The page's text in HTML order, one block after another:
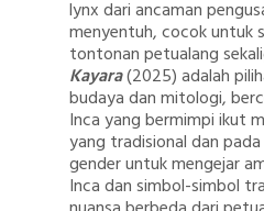
lynx dari ancaman
menyentuh, cocok untuk
tontonan petualang
Kayara(2025) adalah
budaya dan mitologi,
Inca yang bermimpi ikut
yang tradisional dan
gender untuk mengejar
Inca dan simbol-simbol